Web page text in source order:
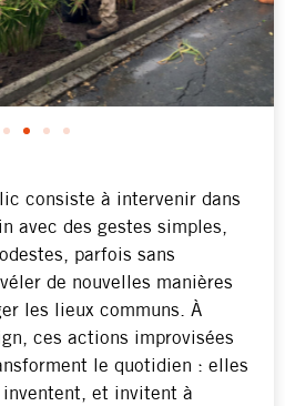
consiste à intervenir dans
avec des gestes simples,
parfois sans
de nouvelles manières
les lieux communs. À
ces actions improvisées
le quotidien : elles
et invitent à